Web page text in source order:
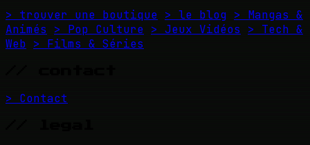
> trouver une boutique > le blog > Mangas &
Animés
> Pop Culture > Jeux Vidéos
> Tech &
Web > Films & Séries
> Contact